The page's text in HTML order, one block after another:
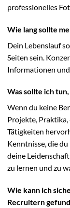
professionelles
Wie lang sollte
Dein Lebenslauf
Seiten sein.
Informationen
Was sollte ich
Wenn du keine
Projekte,
Tätigkeiten
Kenntnisse, die
deine
zu lernen und zu
Wie kann ich
Recruitern